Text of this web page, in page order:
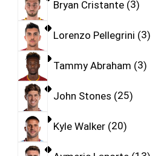
Bryan Cristante 3
Lorenzo Pellegrini 3
Tammy Abraham 3
John Stones 25
Kyle Walker 20